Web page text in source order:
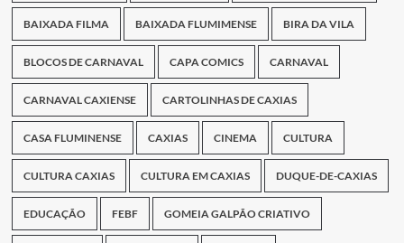
BAIXADA FILMA BAIXADA FLUMIMENSE BIRA DA VILA
BLOCOS DE CARNAVAL CAPA COMICS CARNAVAL
CARNAVAL CAXIENSE CARTOLINHAS DE CAXIAS
CASA FLUMINENSE CAXIAS CINEMA CULTURA
CULTURA CAXIAS CULTURA EM CAXIAS DUQUE-DE-CAXIAS
EDUCAÇÃO FEBF GOMEIA GALPÃO CRIATIVO